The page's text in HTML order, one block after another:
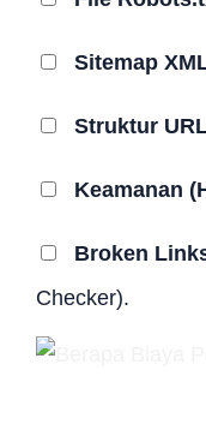
Sitemap
Struktur
Keamanan
Broken
Checker).